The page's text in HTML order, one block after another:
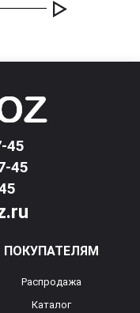
45
45
ПОКУПАТЕЛЯМ
Распродажа
Каталог